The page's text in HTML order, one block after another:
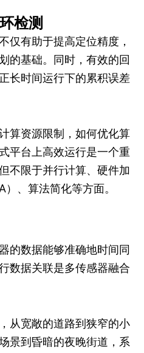
检测
仅有助于提高定位精度，
的基础。同时，有效的回
长时间运行下的累积误差
算资源限制，如何优化算
平台上高效运行是一个重
不限于并行计算、硬件加
）、算法简化等方面。
的数据能够准确地时间同
数据关联是多传感器融合
从宽敞的道路到狭窄的小
景到昏暗的夜晚街道，系